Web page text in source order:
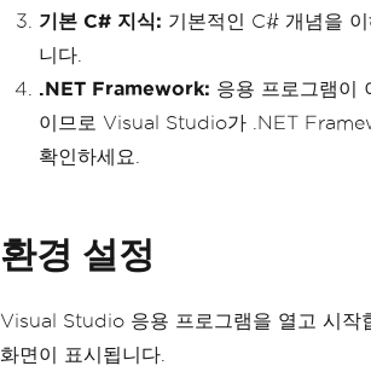
기본 C# 지식: 기본적인 C# 개념을
니다.
.NET Framework: 응용 프로그램이
이므로 Visual Studio가 .NET
확인하세요.
환경 설정
Visual Studio 응용 프로그램을 열고 시작
화면이 표시됩니다.